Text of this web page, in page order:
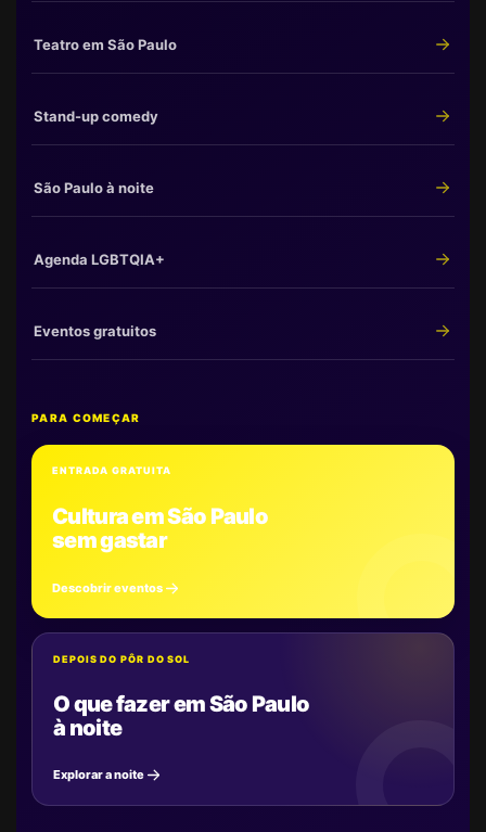
Teatro em São Paulo
Stand-up comedy
São Paulo à noite
Agenda LGBTQIA+
Eventos gratuitos
PARA COMEÇAR
ENTRADA GRATUITA
Cultura em São Paulo
sem gastar
Descobrir eventos
DEPOIS DO PÔR DO SOL
O que fazer em São Paulo
à noite
Explorar a noite